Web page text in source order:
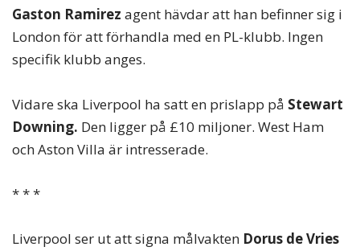
Gaston Ramirez agent hävdar att han befinner sig i
London för att förhandla med en PL-klubb. Ingen
specifik klubb anges.
Vidare ska Liverpool ha satt en prislapp på Stewart
Downing. Den ligger på £10 miljoner. West Ham
och Aston Villa är intresserade.
* * *
Liverpool ser ut att signa målvakten Dorus de Vries